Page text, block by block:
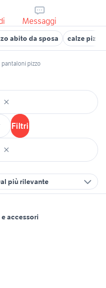
Messaggi
abito da sposa calze pizzo
pantaloni pizzo
Filtri
più rilevante
accessori